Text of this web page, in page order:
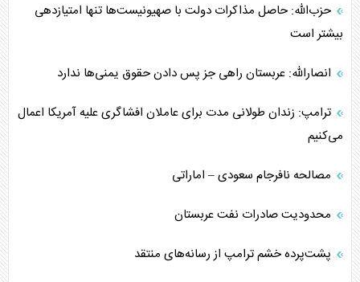
حزب‌الله: حاصل مذاکرات دولت با صهیونیست‌ها تنها امتیازدهی‌
بیشتر است
انصارالله: عربستان راهی جز پس دادن حقوق یمنی‌ها ندارد
ترامپ: زندان طولانی مدت برای عاملان افشاگری‌ علیه آمریکا اعمال
می‌کنیم
مصالحه نافرجام سعودی – اماراتی
محدودیت صادرات نفت عربستان
پشت‌پرده خشم ترامپ از رسانه‌های منتقد